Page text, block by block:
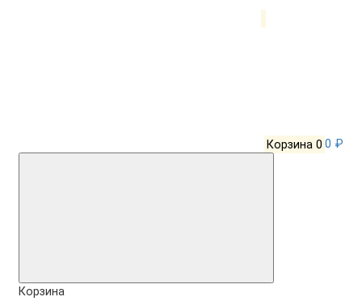
Корзина 0 0 ₽
Корзина